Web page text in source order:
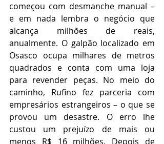
começou com desmanche manual –
e em nada lembra o negócio que
alcança milhões de reais,
anualmente. O galpão localizado em
Osasco ocupa milhares de metros
quadrados e conta com uma loja
para revender peças. No meio do
caminho, Rufino fez parceria com
empresários estrangeiros – o que se
provou um desastre. O erro lhe
custou um prejuízo de mais ou
menos R$ 16 milhões. Depois de